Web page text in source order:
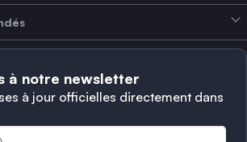
RECRUTONS
à notre newsletter
à jour officielles directement dans